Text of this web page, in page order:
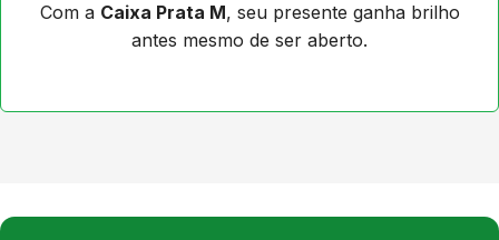
Com a Caixa Prata M, seu presente ganha brilho
antes mesmo de ser aberto.